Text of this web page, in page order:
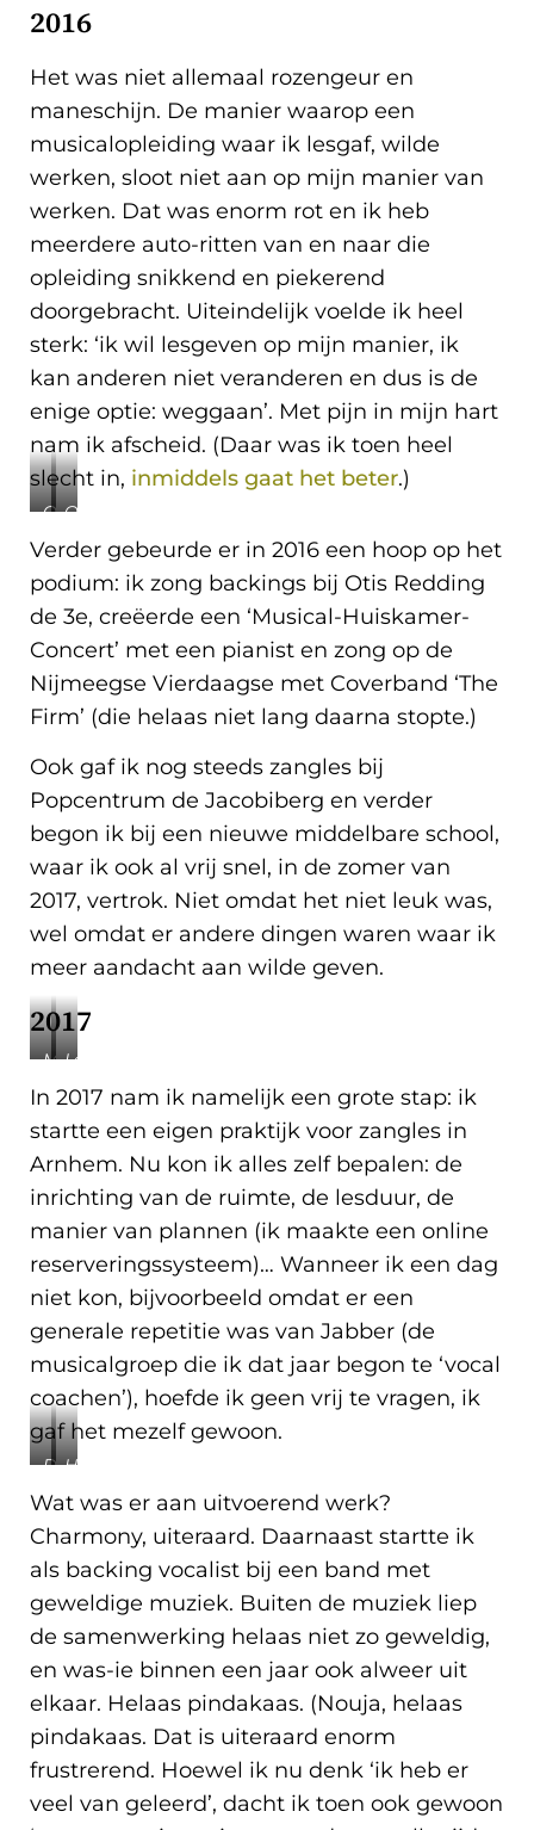
2016
Het was niet allemaal rozengeur en
maneschijn. De manier waarop een
musicalopleiding waar ik lesgaf, wilde
werken, sloot niet aan op mijn manier van
werken. Dat was enorm rot en ik heb
meerdere auto-ritten van en naar die
opleiding snikkend en piekerend
doorgebracht. Uiteindelijk voelde ik heel
sterk: ‘ik wil lesgeven op mijn manier, ik
kan anderen niet veranderen en dus is de
enige optie: weggaan’. Met pijn in mijn hart
nam ik afscheid. (Daar was ik toen heel
slecht in, inmiddels gaat het beter.)
Optreden
met
Otis
(ik
ben
‘die
witte’
in
het
roze
Optreden
met
‘The
Firm’
(ik
ben
die
met
die
hysterische
broek).
Verder gebeurde er in 2016 een hoop op het
podium: ik zong backings bij Otis Redding
de 3e, creëerde een ‘Musical-Huiskamer-
Concert’ met een pianist en zong op de
Nijmeegse Vierdaagse met Coverband ‘The
Firm’ (die helaas niet lang daarna stopte.)
Ook gaf ik nog steeds zangles bij
Popcentrum de Jacobiberg en verder
begon ik bij een nieuwe middelbare school,
waar ik ook al vrij snel, in de zomer van
2017, vertrok. Niet omdat het niet leuk was,
wel omdat er andere dingen waren waar ik
meer aandacht aan wilde geven.
2017
Mijn
in
Arnhem.
Lesgeven
musicalgroep
‘Jabber’
In 2017 nam ik namelijk een grote stap: ik
startte een eigen praktijk voor zangles in
Arnhem. Nu kon ik alles zelf bepalen: de
inrichting van de ruimte, de lesduur, de
manier van plannen (ik maakte een online
reserveringssysteem)… Wanneer ik een dag
niet kon, bijvoorbeeld omdat er een
generale repetitie was van Jabber (de
musicalgroep die ik dat jaar begon te ‘vocal
coachen’), hoefde ik geen vrij te vragen, ik
gaf het mezelf gewoon.
De
waar
ik
het
over
heb.
Het
waar
ik
het
over
heb.
Wat was er aan uitvoerend werk?
Charmony, uiteraard. Daarnaast startte ik
als backing vocalist bij een band met
geweldige muziek. Buiten de muziek liep
de samenwerking helaas niet zo geweldig,
en was-ie binnen een jaar ook alweer uit
elkaar. Helaas pindakaas. (Nouja, helaas
pindakaas. Dat is uiteraard enorm
frustrerend. Hoewel ik nu denk ‘ik heb er
veel van geleerd’, dacht ik toen ook gewoon